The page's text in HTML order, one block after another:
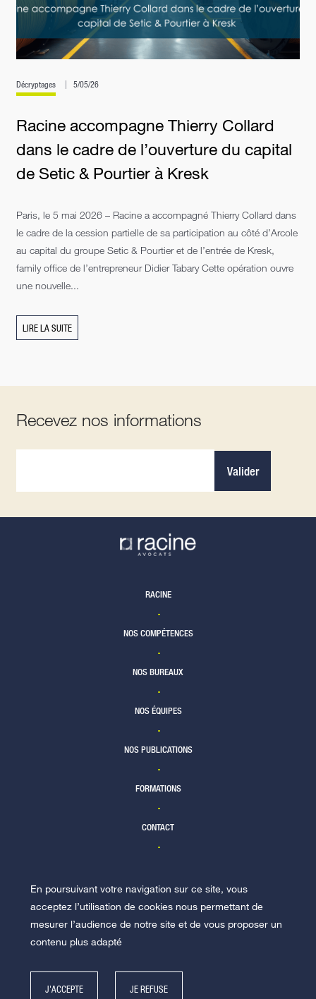
Décryptages 5/05/26
Racine accompagne Thierry Collard
dans le cadre de l’ouverture du capital
de Setic & Pourtier à Kresk
Paris, le 5 mai 2026 – Racine a accompagné Thierry Collard dans
le cadre de la cession partielle de sa participation au côté d’Arcole
au capital du groupe Setic & Pourtier et de l’entrée de Kresk,
family office de l’entrepreneur Didier Tabary Cette opération ouvre
une nouvelle...
LIRE LA SUITE
Recevez nos informations
Valider
RACINE
NOS COMPÉTENCES
NOS BUREAUX
NOS ÉQUIPES
NOS PUBLICATIONS
FORMATIONS
CONTACT
NOUS REJOINDRE
© Racine 2026 - Mentions légales-Politique de données personnelles
En poursuivant votre navigation sur ce site, vous
acceptez l’utilisation de cookies nous permettant de
mesurer l’audience de notre site et de vous proposer un
contenu plus adapté
J'ACCEPTE JE REFUSE